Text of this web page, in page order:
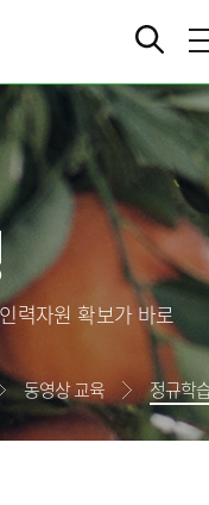
력자원 확보가 바로
동영상 교육 정규학